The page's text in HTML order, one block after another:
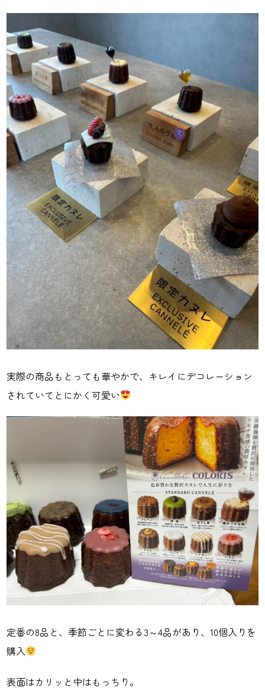
実際の商品もとっても華やかで、キレイにデコレーション
されていてとにかく可愛い
定番の8品と、季節ごとに変わる3～4品があり、10個入りを
購入
表面はカリッと中はもっちり。